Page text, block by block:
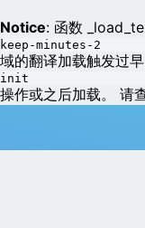
Notice: 函数
keep-minutes-2
域的翻译加载触发过
init
操作或之后加载。 请